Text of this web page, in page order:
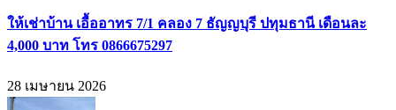
ให้เช่าบ้าน เอื้ออาทร 7/1 คลอง 7 ธัญญบุรี ปทุมธานี เดือนละ
4,000 บาท โทร 0866675297
28 เมษายน 2026